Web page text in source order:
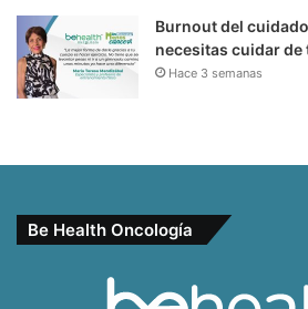
Burnout del
necesitas cuidar de
Hace 3 semanas
Be Health Oncología